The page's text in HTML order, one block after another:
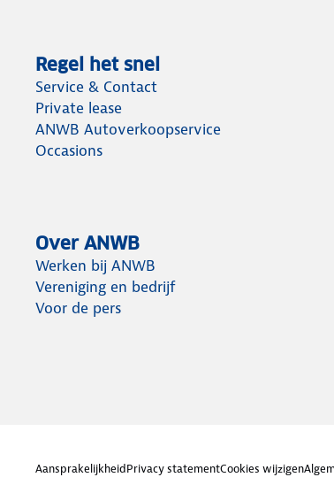
Regel het snel
Service & Contact
Private lease
ANWB Autoverkoopservice
Occasions
Over ANWB
Werken bij ANWB
Vereniging en bedrijf
Voor de pers
AansprakelijkheidPrivacy statementCookies wijzigen